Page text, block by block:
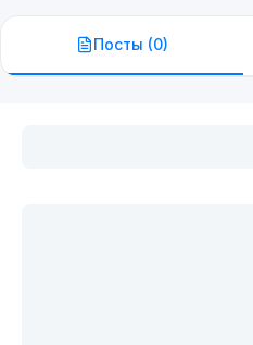
Посты (0)